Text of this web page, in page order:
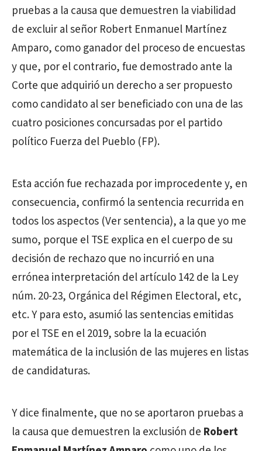
pruebas a la causa que demuestren la viabilidad
de excluir al señor Robert Enmanuel Martínez
Amparo, como ganador del proceso de encuestas
y que, por el contrario, fue demostrado ante la
Corte que adquirió un derecho a ser propuesto
como candidato al ser beneficiado con una de las
cuatro posiciones concursadas por el partido
político Fuerza del Pueblo (FP).
Esta acción fue rechazada por improcedente y, en
consecuencia, confirmó la sentencia recurrida en
todos los aspectos (Ver sentencia), a la que yo me
sumo, porque el TSE explica en el cuerpo de su
decisión de rechazo que no incurrió en una
errónea interpretación del artículo 142 de la Ley
núm. 20-23, Orgánica del Régimen Electoral, etc,
etc. Y para esto, asumió las sentencias emitidas
por el TSE en el 2019, sobre la la ecuación
matemática de la inclusión de las mujeres en listas
de candidaturas.
Y dice finalmente, que no se aportaron pruebas a
la causa que demuestren la exclusión de Robert